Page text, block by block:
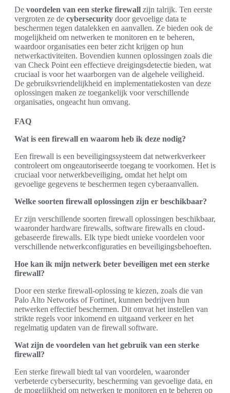
De voordelen van een sterke firewall zijn talrijk. Ten eerste
vergroten ze de cybersecurity door gevoelige data te
beschermen tegen datalekken en aanvallen. Ze bieden ook de
mogelijkheid om netwerken te monitoren en te beheren,
waardoor organisaties een beter zicht krijgen op hun
netwerkactiviteiten. Bovendien kunnen oplossingen zoals die
van Check Point een effectieve dreigingsdetectie bieden, wat
cruciaal is voor het waarborgen van de algehele veiligheid.
De gebruiksvriendelijkheid en implementatiekosten van deze
oplossingen maken ze toegankelijk voor verschillende
organisaties, ongeacht hun omvang.
FAQ
Wat is een firewall en waarom heb ik deze nodig?
Een firewall is een beveiligingssysteem dat netwerkverkeer
controleert om ongeautoriseerde toegang te voorkomen. Het is
cruciaal voor netwerkbeveiliging, omdat het helpt om
gevoelige gegevens te beschermen tegen cyberaanvallen.
Welke soorten firewall oplossingen zijn er beschikbaar?
Er zijn verschillende soorten firewall oplossingen beschikbaar,
waaronder hardware firewalls, software firewalls en cloud-
gebaseerde firewalls. Elk type biedt unieke voordelen voor
verschillende netwerkconfiguraties en beveiligingsbehoeften.
Hoe kan ik mijn netwerk beter beveiligen met een sterke
firewall?
Door een sterke firewall-oplossing te kiezen, zoals die van
Palo Alto Networks of Fortinet, kunnen bedrijven hun
netwerken effectief beschermen. Dit omvat het instellen van
strikte regels voor inkomend en uitgaand verkeer en het
regelmatig updaten van de firewall software.
Wat zijn de voordelen van het gebruik van een sterke
firewall?
Een sterke firewall biedt tal van voordelen, waaronder
verbeterde cybersecurity, bescherming van gevoelige data, en
de mogelijkheid om netwerken te monitoren en te beheren op